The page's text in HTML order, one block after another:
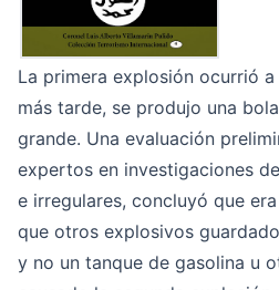
La primera explosión ocurrió
más tarde, se produjo una
grande. Una evaluación
expertos en investigaciones
e irregulares, concluyó que
que otros explosivos
y no un tanque de gasolina u